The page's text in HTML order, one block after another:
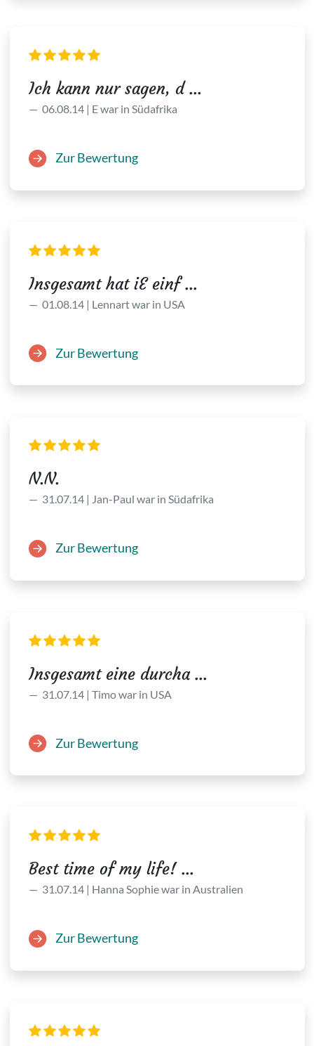
Ich kann nur sagen, d ...
06.08.14 | E war in Südafrika
Zur Bewertung
Insgesamt hat iE einf ...
01.08.14 | Lennart war in USA
Zur Bewertung
N.N.
31.07.14 | Jan-Paul war in Südafrika
Zur Bewertung
Insgesamt eine durcha ...
31.07.14 | Timo war in USA
Zur Bewertung
Best time of my life! ...
31.07.14 | Hanna Sophie war in Australien
Zur Bewertung